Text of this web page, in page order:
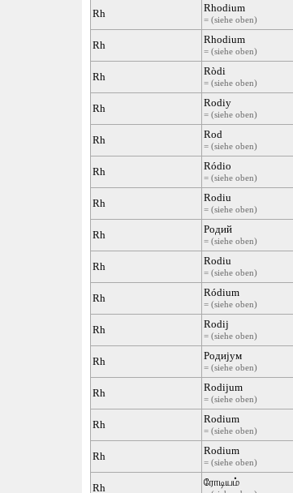
Rh Rhodium
= (siehe oben)
Rh Rhodium
= (siehe oben)
Rh Ròdi
= (siehe oben)
Rh Rodiy
= (siehe oben)
Rh Rod
= (siehe oben)
Rh Ródio
= (siehe oben)
Rh Rodiu
= (siehe oben)
Rh Родий
= (siehe oben)
Rh Rodiu
= (siehe oben)
Rh Ródium
= (siehe oben)
Rh Rodij
= (siehe oben)
Rh Родијум
= (siehe oben)
Rh Rodijum
= (siehe oben)
Rh Rodium
= (siehe oben)
Rh Rodium
= (siehe oben)
Rh ரோடியம்